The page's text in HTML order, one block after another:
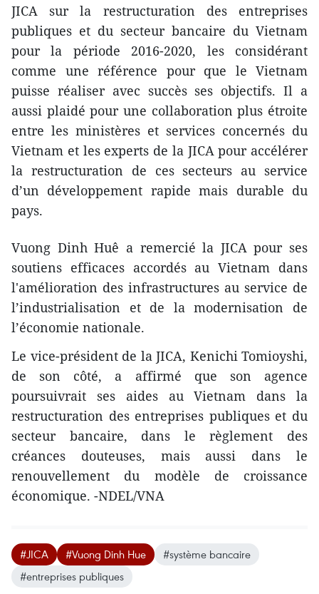
JICA sur la restructuration des entreprises
publiques et du secteur bancaire du Vietnam
pour la période 2016-2020, les considérant
comme une référence pour que le Vietnam
puisse réaliser avec succès ses objectifs. Il a
aussi plaidé pour une collaboration plus étroite
entre les ministères et services concernés du
Vietnam et les experts de la JICA pour accélérer
la restructuration de ces secteurs au service
d’un développement rapide mais durable du
pays.
Vuong Dinh Huê a remercié la JICA pour ses
soutiens efficaces accordés au Vietnam dans
l'amélioration des infrastructures au service de
l’industrialisation et de la modernisation de
l’économie nationale.
Le vice-président de la JICA, Kenichi Tomioyshi,
de son côté, a affirmé que son agence
poursuivrait ses aides au Vietnam dans la
restructuration des entreprises publiques et du
secteur bancaire, dans le règlement des
créances douteuses, mais aussi dans le
renouvellement du modèle de croissance
économique. -NDEL/VNA
#JICA #Vuong Dinh Hue
#système bancaire
#entreprises publiques